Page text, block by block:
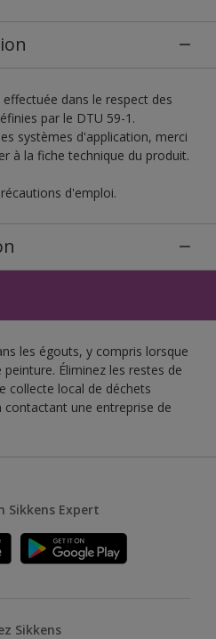
dans le respect des
par le DTU 59-1.
systèmes d'application, merci
à la fiche technique du produit.
d'emploi.
les égouts, y compris lorsque
Éliminez les restes de
collecte local de déchets
une entreprise de
Sikkens Expert
Sikkens